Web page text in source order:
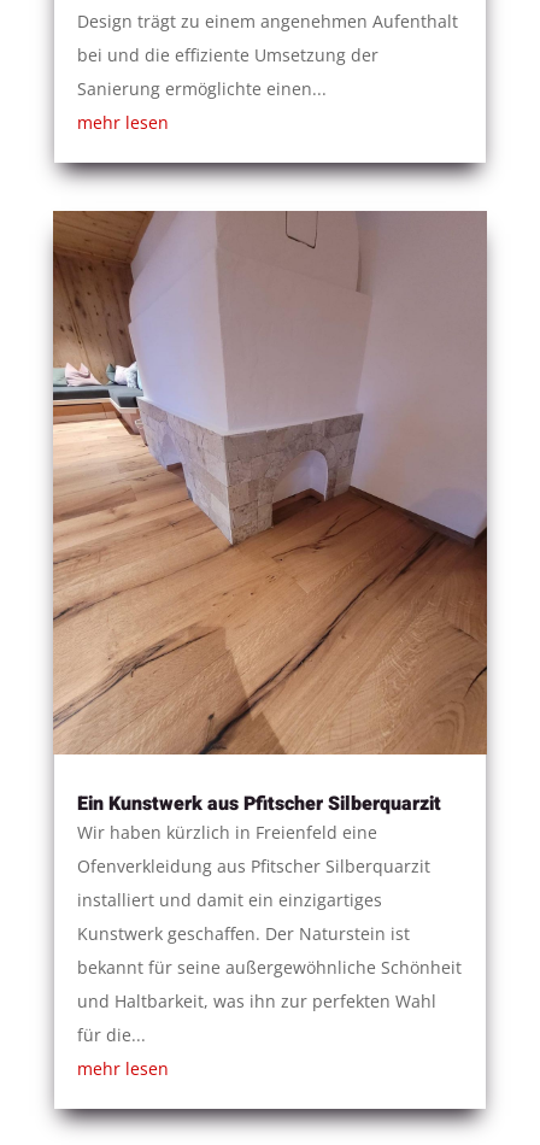
Design trägt zu einem angenehmen Aufenthalt
bei und die effiziente Umsetzung der
Sanierung ermöglichte einen...
mehr lesen
Ein Kunstwerk aus Pfitscher Silberquarzit
Wir haben kürzlich in Freienfeld eine
Ofenverkleidung aus Pfitscher Silberquarzit
installiert und damit ein einzigartiges
Kunstwerk geschaffen. Der Naturstein ist
bekannt für seine außergewöhnliche Schönheit
und Haltbarkeit, was ihn zur perfekten Wahl
für die...
mehr lesen